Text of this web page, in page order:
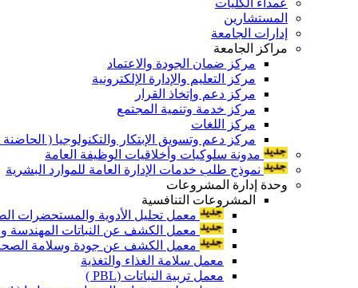
المستشارين
إدارات الجامعة
مراكز الجامعة
مركز ضمان الجودة والاعتماد
مركز التعليم والإدارة الإلكترونية
مركز دعم وإتخاذ القرار
مركز خدمة وتنمية المجتمع
مركز اللغات
مركز دعم وتسويق الإبتكار والتكنولوجيا ( الحاضنة
مدونة سلوكيات وأخلاقيات الوظيفة العامة
نموذج طلب خدمات الإدارة العامة للموارد البشرية
وحدة إدارة المشروعات
المشروعات التنافسية
معمل تحليل الأدوية والمستحضرات
معمل الكشف عن النباتات المهندسة
معمل الكشف عن جودة وسلامة الصحة
معمل سلامة الغذاء والتغذية
معمل تربية النباتات (PBL )